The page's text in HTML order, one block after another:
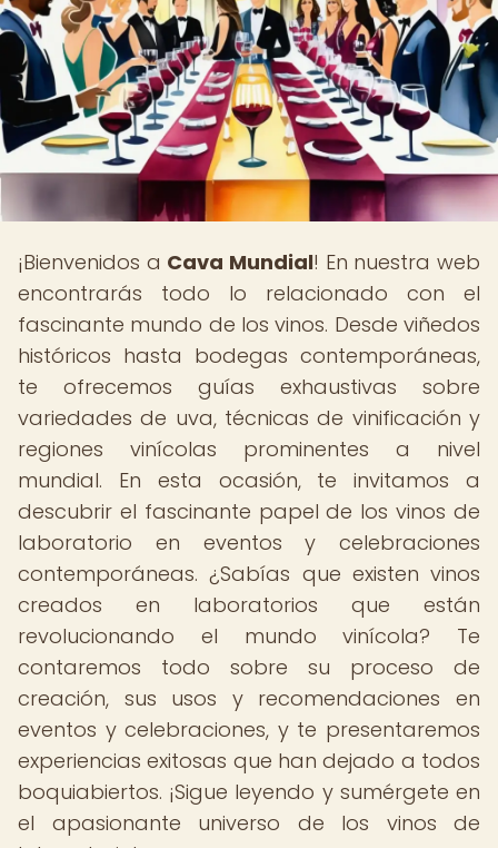
¡Bienvenidos a Cava Mundial! En nuestra web
encontrarás todo lo relacionado con el
fascinante mundo de los vinos. Desde viñedos
históricos hasta bodegas contemporáneas,
te ofrecemos guías exhaustivas sobre
variedades de uva, técnicas de vinificación y
regiones vinícolas prominentes a nivel
mundial. En esta ocasión, te invitamos a
descubrir el fascinante papel de los vinos de
laboratorio en eventos y celebraciones
contemporáneas. ¿Sabías que existen vinos
creados en laboratorios que están
revolucionando el mundo vinícola? Te
contaremos todo sobre su proceso de
creación, sus usos y recomendaciones en
eventos y celebraciones, y te presentaremos
experiencias exitosas que han dejado a todos
boquiabiertos. ¡Sigue leyendo y sumérgete en
el apasionante universo de los vinos de